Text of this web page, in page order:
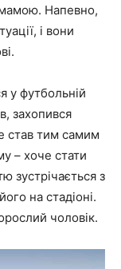
мамою. Напевно,
і вони
у футбольній
захопився
став тим самим
– хоче стати
зустрічається з
на стадіоні.
чоловік.